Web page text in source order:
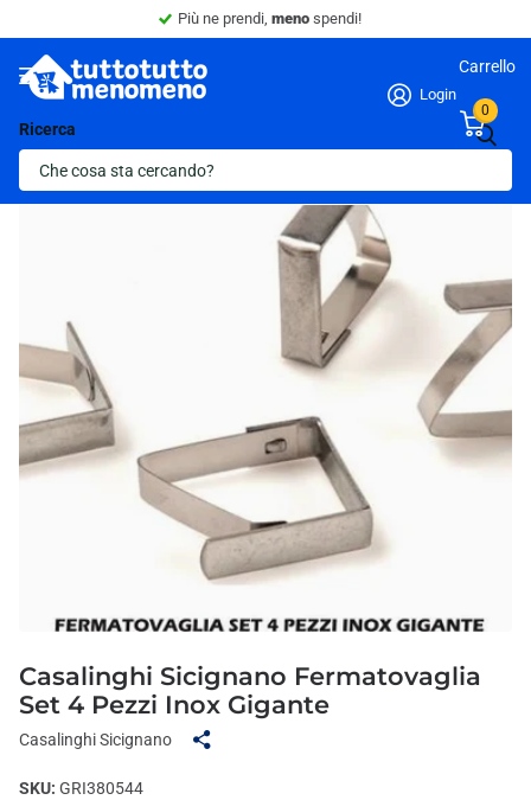
Più ne prendi, meno spendi!
Ricerca
Login
Carrello
0
Casalinghi Sicignano Fermatovaglia
Set 4 Pezzi Inox Gigante
Casalinghi Sicignano
SKU: GRI380544